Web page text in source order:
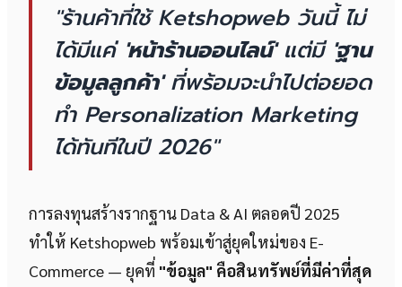
"ร้านค้าที่ใช้ Ketshopweb วันนี้ ไม่
ได้มีแค่ 'หน้าร้านออนไลน์'แต่มี 'ฐาน
ข้อมูลลูกค้า'ที่พร้อมจะนำไปต่อยอด
ทำ Personalization Marketing
ได้ทันทีในปี 2026"
การลงทุนสร้างรากฐาน Data & AI ตลอดปี 2025
ทำให้ Ketshopweb พร้อมเข้าสู่ยุคใหม่ของ E-
Commerce — ยุคที่ "ข้อมูล" คือสินทรัพย์ที่มีค่าที่สุด